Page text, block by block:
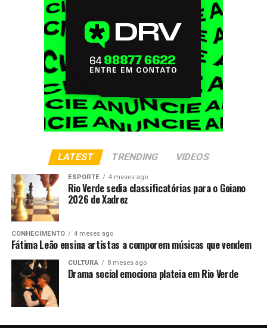
LATEST TRENDING VIDEOS
ESPORTE 4 meses ago
Rio Verde sedia classificatórias para o Goiano
2026 de Xadrez
CONHECIMENTO 4 meses ago
Fátima Leão ensina artistas a comporem músicas que vendem
CULTURA 8 meses ago
Drama social emociona plateia em Rio Verde